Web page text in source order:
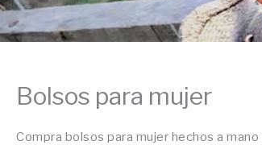
Bolsos para mujer
Compra bolsos para mujer hechos a